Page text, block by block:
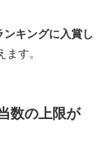
キングに入賞し
す。
数の上限が